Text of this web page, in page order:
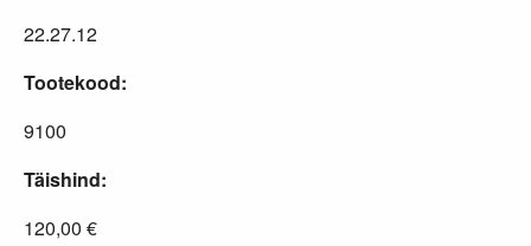
22.27.12
Tootekood:
9100
Täishind:
120,00 €